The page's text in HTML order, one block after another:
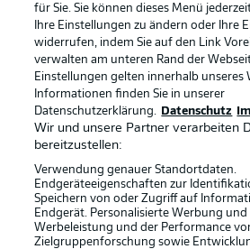
Kontakt Jobs
Impressum
Spieler
AGB
für Sie. Sie können dieses Menü
Ihre Einstellungen zu ändern oder Ihre
widerrufen, indem Sie auf den Link
verwalten am unteren Rand der
Einstellungen gelten innerhalb unseres
Informationen finden Sie in unserer
Datenschutzerklärung.
Datenschutz
Wir und unsere Partner verarbeiten
bereitzustellen:
Verwendung genauer Standortdaten.
Endgeräteeigenschaften zur
Speichern von oder Zugriff auf
Endgerät. Personalisierte Werbung
Werbeleistung und der Performance
Zielgruppenforschung sowie